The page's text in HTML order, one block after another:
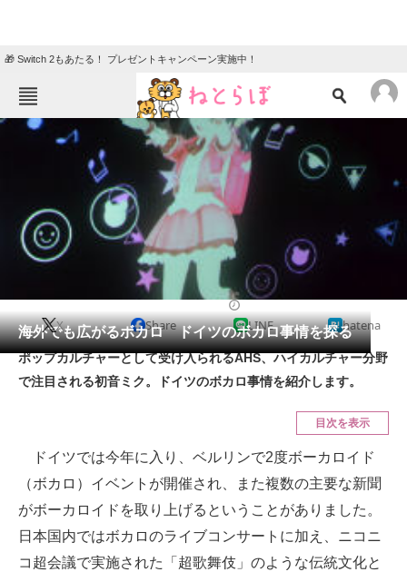
🎁 Switch 2もあたる！ プレゼントキャンペーン実施中！
ねとらぼメニュー
ニュース
クイズ
グルメ 地域
住まい 教育・育児
リサーチ
会員記事
メディア
スマホと通信の最新トレンド
好きが集まる 比べて選べる
海外でも広がるボカロ ドイツのボカロ事情を探る
X Share LINE hatena
ポップカルチャーとして受け入られるAHS、ハイカルチャー分野
で注目される初音ミク。ドイツのボカロ事情を紹介します。
目次を表示
ドイツでは今年に入り、ベルリンで2度ボーカロイド
（ボカロ）イベントが開催され、また複数の主要な新聞
がボーカロイドを取り上げるということがありました。
日本国内ではボカロのライブコンサートに加え、ニコニ
コ超会議で実施された「超歌舞伎」のような伝統文化と